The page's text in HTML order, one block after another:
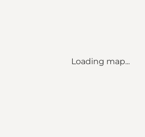
Loading map...